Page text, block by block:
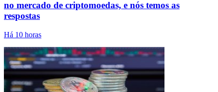
no mercado de criptomoedas, e nós temos as
respostas
Há 10 horas